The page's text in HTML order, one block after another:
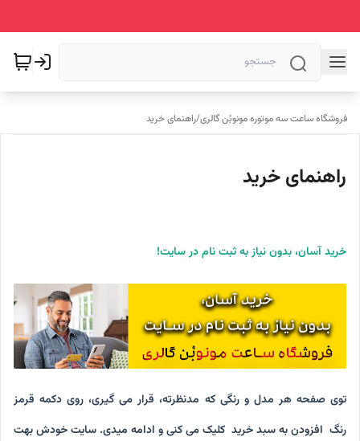
فروشگاه ساعت سه موتوره مونوبُن گالری/راهنمای خرید
راهنمای خرید
خرید آسان، بدون نیاز به ثبت نام در سایت!
توی صفحه هر مدل و رنگی که مدنظرته، قرار می گیری، روی دکمه قرمز
رنگ افزودن به سبد خرید کلیک می کنی و ادامه میدی. سایت خودش بهت